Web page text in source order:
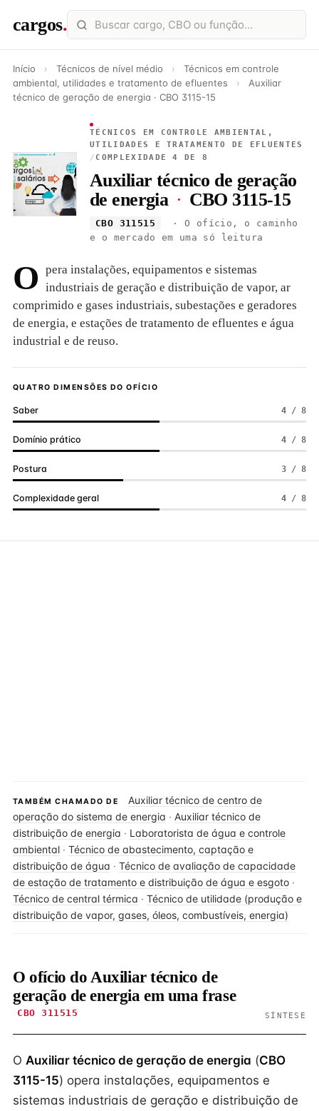
cargos.
Início › Técnicos de nível médio ›
Técnicos em controle
ambiental, utilidades e tratamento de efluentes
›
Auxiliar
técnico de geração de energia · CBO 3115-15
TÉCNICOS EM CONTROLE AMBIENTAL,
UTILIDADES E TRATAMENTO DE EFLUENTES
/ COMPLEXIDADE 4 DE 8
Auxiliar técnico de geração
de energia · CBO 3115-15
CBO 311515
· O ofício, o caminho
e o mercado em uma só leitura
O pera instalações, equipamentos e sistemas
industriais de geração e distribuição de vapor, ar
comprimido e gases industriais, subestações e geradores
de energia, e estações de tratamento de efluentes e água
industrial e de reuso.
QUATRO DIMENSÕES DO OFÍCIO
Saber 4 / 8
Domínio prático 4 / 8
Postura 3 / 8
Complexidade geral 4 / 8
TAMBÉM CHAMADO DE
Auxiliar técnico de centro de
operação do sistema de energia · Auxiliar técnico de
distribuição de energia · Laboratorista de água e controle
ambiental · Técnico de abastecimento, captação e
distribuição de água · Técnico de avaliação de capacidade
de estação de tratamento e distribuição de água e esgoto ·
Técnico de central térmica · Técnico de utilidade (produção e
distribuição de vapor, gases, óleos, combustíveis, energia)
O ofício do Auxiliar técnico de
geração de energia em uma frase
CBO 311515 SÍNTESE
O Auxiliar técnico de geração de energia (CBO
3115-15) opera instalações, equipamentos e
sistemas industriais de geração e distribuição de